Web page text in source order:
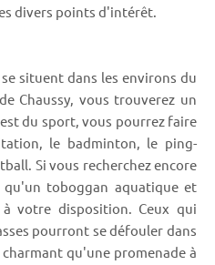
divers points d'intérêt.
situent dans les environs du
Chaussy, vous trouverez un
du sport, vous pourrez faire
le badminton, le ping-
Si vous recherchez encore
toboggan aquatique et
votre disposition. Ceux qui
pourront se défouler dans
qu'une promenade à